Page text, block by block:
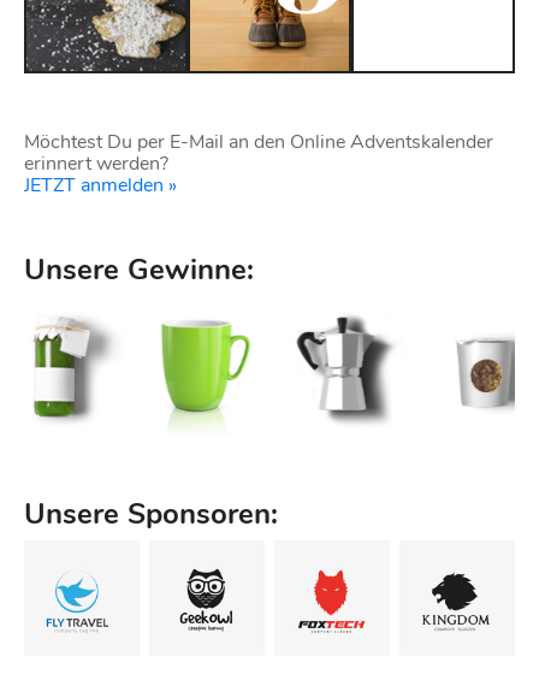
Möchtest Du per E-Mail an den Online Adventskalender
erinnert werden?
JETZT anmelden »
Unsere Gewinne:
Unsere Sponsoren: